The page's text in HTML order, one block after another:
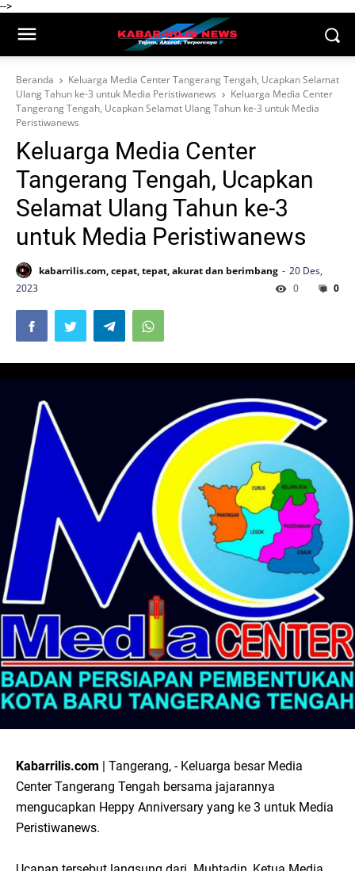
-->
Beranda
Keluarga Media Center Tangerang Tengah, Ucapkan Selamat
Ulang Tahun ke-3 untuk Media Peristiwanews
Keluarga Media Center
Tangerang Tengah, Ucapkan Selamat Ulang Tahun ke-3 untuk Media
Peristiwanews
Keluarga Media Center
Tangerang Tengah, Ucapkan
Selamat Ulang Tahun ke-3
untuk Media Peristiwanews
kabarrilis.com, cepat, tepat, akurat dan berimbang
20 Des,
2023
0
0
Kabarrilis.com | Tangerang, - Keluarga besar Media
Center Tangerang Tengah bersama jajarannya
mengucapkan Heppy Anniversary yang ke 3 untuk Media
Peristiwanews.